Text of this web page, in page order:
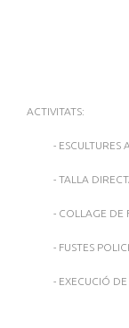
ACTIVITATS:
- ESCULTURES
- TALLA
- COLLAGE DE
- FUSTES
- EXECUCIÓ